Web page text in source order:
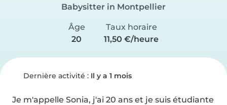
Babysitter in Montpellier
Âge
20
Taux horaire
11,50 €/heure
Dernière activité : Il y a 1 mois
Je m'appelle Sonia, j'ai 20 ans et je suis étudiante